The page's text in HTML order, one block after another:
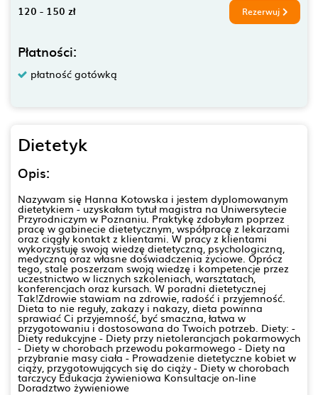
120 - 150 zł Rezerwuj
Płatności:
płatność gotówką
Dietetyk
Opis:
Nazywam się Hanna Kotowska i jestem dyplomowanym
dietetykiem - uzyskałam tytuł magistra na Uniwersytecie
Przyrodniczym w Poznaniu. Praktykę zdobyłam poprzez
pracę w gabinecie dietetycznym, współpracę z lekarzami
oraz ciągły kontakt z klientami. W pracy z klientami
wykorzystuję swoją wiedzę dietetyczną, psychologiczną,
medyczną oraz własne doświadczenia życiowe. Oprócz
tego, stale poszerzam swoją wiedzę i kompetencje przez
uczestnictwo w licznych szkoleniach, warsztatach,
konferencjach oraz kursach. W poradni dietetycznej
Tak!Zdrowie stawiam na zdrowie, radość i przyjemność.
Dieta to nie reguły, zakazy i nakazy, dieta powinna
sprawiać Ci przyjemność, być smaczna, łatwa w
przygotowaniu i dostosowana do Twoich potrzeb. Diety: -
Diety redukcyjne - Diety przy nietolerancjach pokarmowych
- Diety w chorobach przewodu pokarmowego - Diety na
przybranie masy ciała - Prowadzenie dietetyczne kobiet w
ciąży, przygotowujących się do ciąży - Diety w chorobach
tarczycy Edukacja żywieniowa Konsultacje on-line
Doradztwo żywieniowe